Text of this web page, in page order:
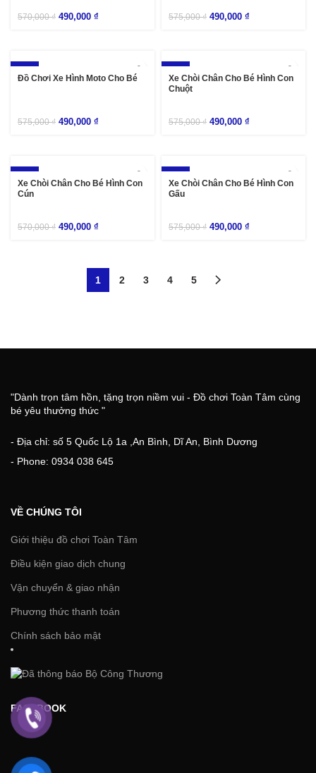
570,000₫ 490,000 ₫ 575,000₫ 490,000 ₫
-15%
Đồ Chơi Xe Hình Moto Cho Bé
575,000₫ 490,000 ₫
-15%
Xe Chòi Chân Cho Bé Hình Con
Chuột
575,000₫ 490,000 ₫
-14%
Xe Chòi Chân Cho Bé Hình Con
Cún
570,000₫ 490,000 ₫
-15%
Xe Chòi Chân Cho Bé Hình Con
Gấu
575,000₫ 490,000 ₫
1 2 3 4 5
"Dành trọn tâm hồn, tặng trọn niềm vui - Đồ chơi Toàn Tâm cùng
bé yêu thưởng thức "
- Địa chỉ: số 5 Quốc Lộ 1a ,An Bình, Dĩ An, Bình Dương
- Phone: 0934 038 645
VỀ CHÚNG TÔI
Giới thiệu đồ chơi Toàn Tâm
Điều kiện giao dịch chung
Vận chuyển & giao nhận
Phương thức thanh toán
Chính sách bảo mật
FACEBOOK